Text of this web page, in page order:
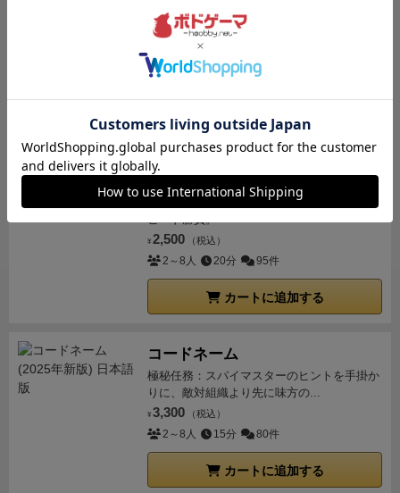
あなたの手でワイナリーを復興させよう！
ワイナリー経営がテーマのワー...
¥ 7,920（税込）
カートに追加する
おばけキャッチ
可愛い木のおばけコマ。脳をひねって全力ス
ピード勝負。
¥ 2,500 （税込）
2～8人 20分 95件
カートに追加する
コードネーム
極秘任務：スパイマスターのヒントを手掛か
りに、敵対組織より先に味方の...
¥ 3,300 （税込）
2～8人 15分 80件
カートに追加する